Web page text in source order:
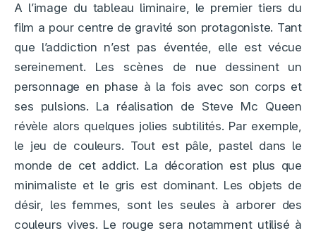
A l’image du tableau liminaire, le premier tiers du
film a pour centre de gravité son protagoniste. Tant
que l’addiction n’est pas éventée, elle est vécue
sereinement. Les scènes de nue dessinent un
personnage en phase à la fois avec son corps et
ses pulsions. La réalisation de Steve Mc Queen
révèle alors quelques jolies subtilités. Par exemple,
le jeu de couleurs. Tout est pâle, pastel dans le
monde de cet addict. La décoration est plus que
minimaliste et le gris est dominant. Les objets de
désir, les femmes, sont les seules à arborer des
couleurs vives. Le rouge sera notamment utilisé à